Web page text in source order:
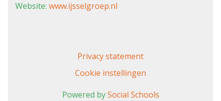
Website: www.ijsselgroep.nl
Privacy statement
Cookie instellingen
Powered bySocial Schools